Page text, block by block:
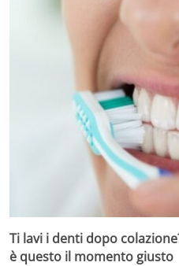
Ti lavi i denti dopo
è questo il momento giusto